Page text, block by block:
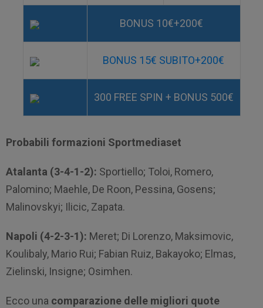
BONUS 10€+200€
BONUS 15€ SUBITO+200€
300 FREE SPIN + BONUS 500€
Probabili formazioni Sportmediaset
Atalanta (3-4-1-2): Sportiello; Toloi, Romero,
Palomino; Maehle, De Roon, Pessina, Gosens;
Malinovskyi; Ilicic, Zapata.
Napoli (4-2-3-1): Meret; Di Lorenzo, Maksimovic,
Koulibaly, Mario Rui; Fabian Ruiz, Bakayoko; Elmas,
Zielinski, Insigne; Osimhen.
Ecco una comparazione delle migliori quote